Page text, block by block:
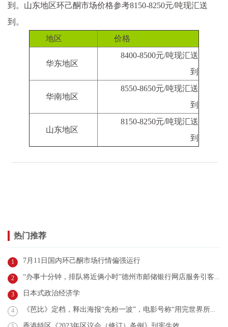
到。山东地区环己酮市场价格参考8150-8250元/吨现汇送
到。
地区
价格
华东地区
8400-8500元/吨现汇送
到
华南地区
8550-8650元/吨现汇送
到
山东地区
8150-8250元/吨现汇送
到
热门推荐
1 7月11日国内环己酮市场行情偏强运行
2 “办事十分钟，排队将近俩小时”德州市邮储银行网店服务引客户不满
3 日本式政治经济学
4 《芭比》定档，释出海报“先粉一波”，电影号称“用完世界所有粉色”